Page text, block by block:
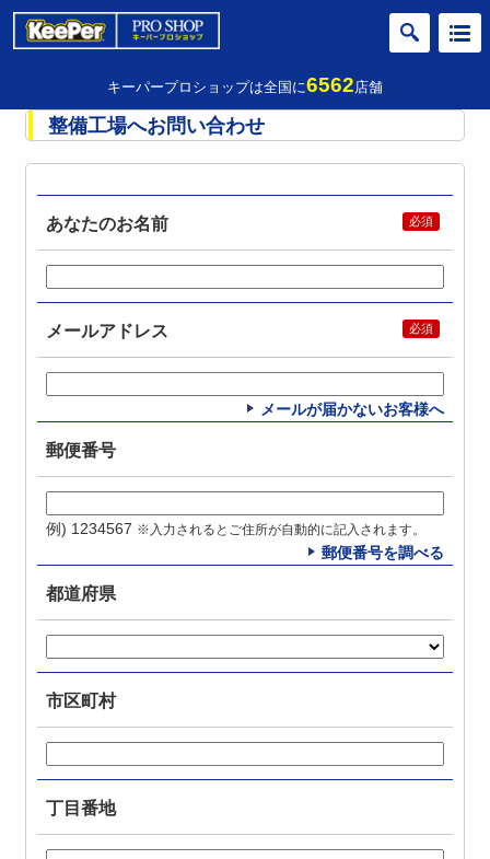
キーパープロショップは全国に6562店舗
整備工場へお問い合わせ
あなたのお名前
メールアドレス
メールが届かないお客様へ
郵便番号
例) 1234567 ※入力されるとご住所が自動的に記入されます。
郵便番号を調べる
都道府県
市区町村
丁目番地